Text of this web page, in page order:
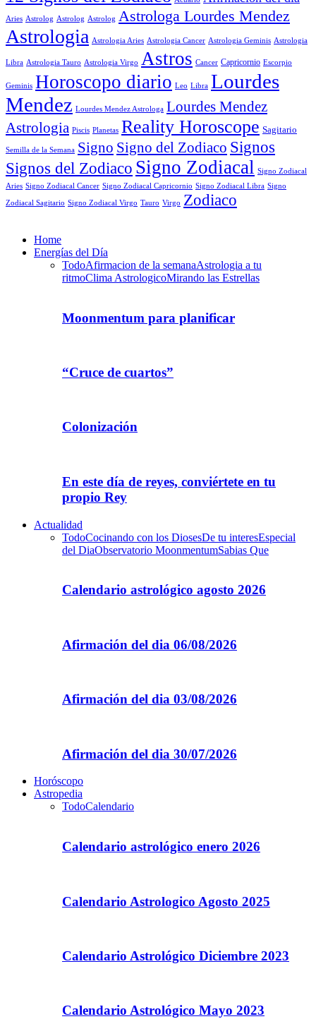
Aries Astrolog Astrolog Astrolog Astrologa Lourdes Mendez
Astrologia Astrologia Aries Astrologia Cancer Astrologia Geminis Astrologia
Libra Astrologia Tauro Astrologia Virgo Astros Cancer Capricornio Escorpio
Geminis Horoscopo diario Leo Libra Lourdes
Mendez Lourdes Mendez Astrologa Lourdes Mendez
Astrologia Piscis Planetas Reality Horoscope Sagitario
Semilla de la Semana Signo Signo del Zodiaco Signos
Signos del Zodiaco Signo Zodiacal Signo Zodiacal
Aries Signo Zodiacal Cancer Signo Zodiacal Capricornio Signo Zodiacal Libra Signo
Zodiacal Sagitario Signo Zodiacal Virgo Tauro Virgo Zodiaco
Home
Energías del Día
TodoAfirmacion de la semanaAstrologia a tu
ritmoClima AstrologicoMirando las Estrellas
Moonmentum para planificar
“Cruce de cuartos”
Colonización
En este día de reyes, conviértete en tu
propio Rey
Actualidad
TodoCocinando con los DiosesDe tu interesEspecial
del DiaObservatorio MoonmentumSabias Que
Calendario astrológico agosto 2026
Afirmación del dia 06/08/2026
Afirmación del dia 03/08/2026
Afirmación del dia 30/07/2026
Horóscopo
Astropedia
TodoCalendario
Calendario astrológico enero 2026
Calendario Astrologico Agosto 2025
Calendario Astrológico Diciembre 2023
Calendario Astrológico Mayo 2023